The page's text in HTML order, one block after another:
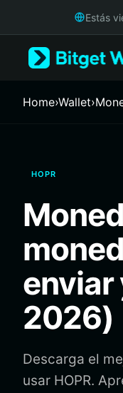
Русский
Italiano
繁體中文
Bahasa Indonesia
ภาษาไทย
Español
Português (Brasil)
Español (Argentina)
Estás
Home›Wallet›
HOPR
enviar
2026)
Descarga el
usar HOPR.